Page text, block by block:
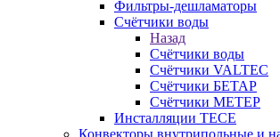
Фильтры-дешламаторы
Счётчики воды
Назад
Счётчики воды
Счётчики VALTEC
Счётчики БЕТАР
Счётчики МЕТЕР
Инсталляции TECE
Конвекторы внутрипольные и